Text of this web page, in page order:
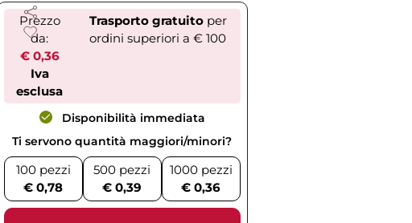
Prezzo
da:
€ 0,36
Iva
esclusa
Trasporto gratuitoper
ordini superiori a € 100
Disponibilità immediata
Ti servono quantità maggiori/minori?
100 pezzi
€ 0,78
500 pezzi
€ 0,39
1000 pezzi
€ 0,36